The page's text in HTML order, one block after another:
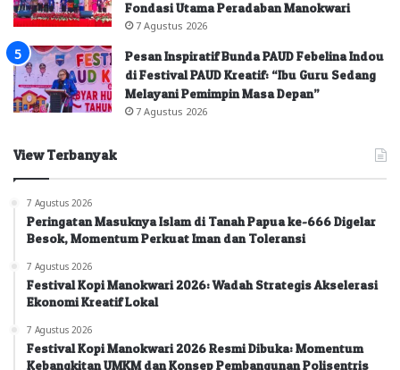
Fondasi Utama Peradaban Manokwari
7 Agustus 2026
Pesan Inspiratif Bunda PAUD Febelina Indou
di Festival PAUD Kreatif: “Ibu Guru Sedang
Melayani Pemimpin Masa Depan”
7 Agustus 2026
View Terbanyak
7 Agustus 2026
Peringatan Masuknya Islam di Tanah Papua ke-666 Digelar
Besok, Momentum Perkuat Iman dan Toleransi
7 Agustus 2026
Festival Kopi Manokwari 2026: Wadah Strategis Akselerasi
Ekonomi Kreatif Lokal
7 Agustus 2026
Festival Kopi Manokwari 2026 Resmi Dibuka: Momentum
Kebangkitan UMKM dan Konsep Pembangunan Polisentris